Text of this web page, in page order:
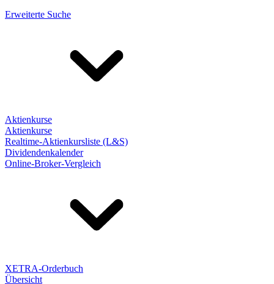
Erweiterte Suche
Aktienkurse
Aktienkurse
Realtime-Aktienkursliste (L&S)
Dividendenkalender
Online-Broker-Vergleich
XETRA-Orderbuch
Übersicht